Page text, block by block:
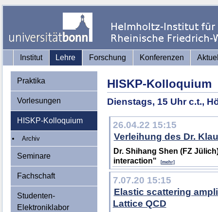
Institut Lehre Forschung Konferenzen
Praktika
Vorlesungen
HISKP-Kolloquium
Archiv
Seminare
Fachschaft
Studenten-
Elektroniklabor
HISKP-Kolloquium
Dienstags, 15 Uhr c.t.,
26.04.22 15:15
Verleihung des Dr.
Dr. Shihang Shen (FZ
interaction"
[mehr]
7.07.20 15:15
Elastic scattering
Lattice QCD